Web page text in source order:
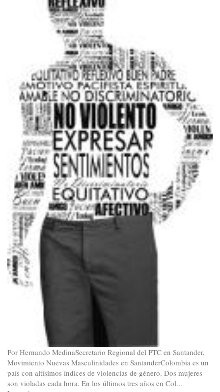
Por Hernando MedinaSecretario Regional del PTC en Santander,
Movimiento Nuevas Masculinidades en SantanderColombia es un
país con altísimos índices de violencias de género. Dos mujeres
son violadas cada hora. En los últimos tres años en Col...